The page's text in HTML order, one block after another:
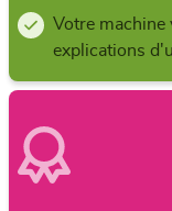
Votre machine
explications